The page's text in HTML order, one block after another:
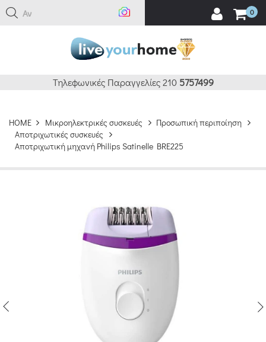
Αναζή 0
Τηλεφωνικές Παραγγελίες 210 5757499
HOME Μικροηλεκτρικές συσκευές
Προσωπική περιποίηση
Αποτριχωτικές συσκευές
Αποτριχωτική μηχανή Philips Satinelle BRE225